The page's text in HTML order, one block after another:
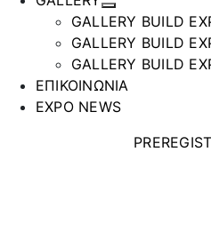
GALLERY BUILD
GALLERY BUILD
GALLERY BUILD
ΕΠΙΚΟΙΝΩΝΙΑ
EXPO NEWS